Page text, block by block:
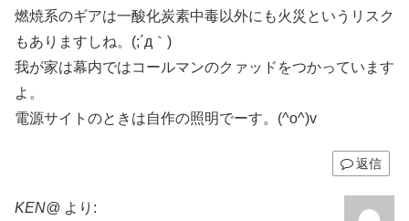
燃焼系のギアは一酸化炭素中毒以外にも火災というリスク
もありますしね。(;´д｀)
我が家は幕内ではコールマンのクァッドをつかっています
よ。
電源サイトのときは自作の照明でーす。(^o^)v
返信
KEN@ より: